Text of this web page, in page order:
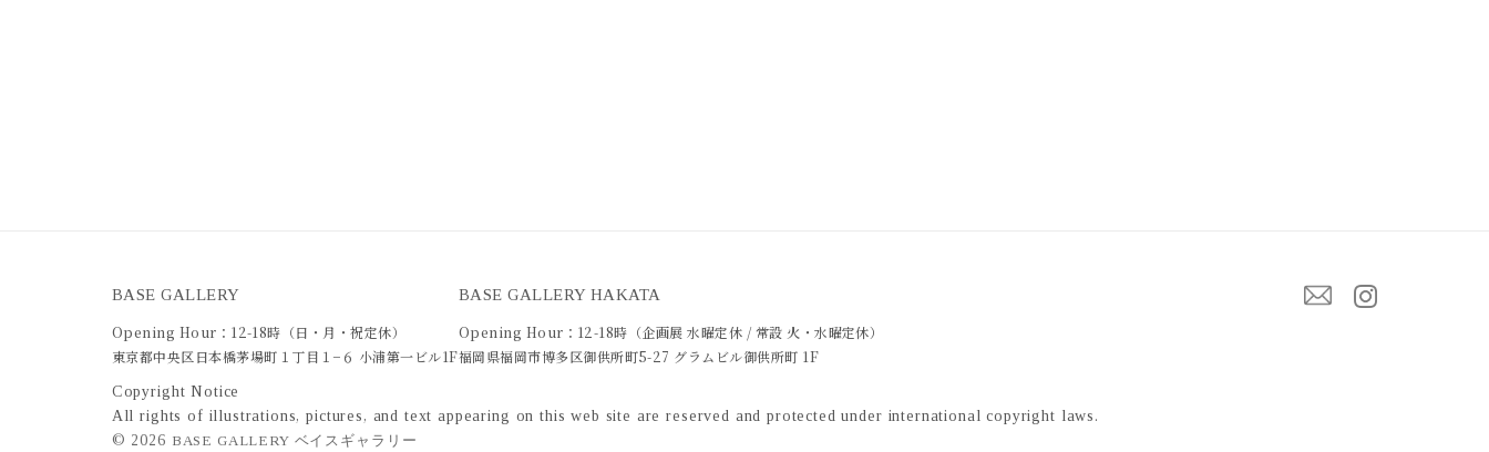
BASE GALLERY
Opening Hour：12-18時（日・月・祝定休）
東京都中央区日本橋茅場町１丁目１−６ 小浦第一ビル1F
BASE GALLERY HAKATA
Opening Hour： 12-18時（企画展 水曜定休 / 常設 火・水曜定休）
福岡県福岡市博多区御供所町5-27 グラムビル御供所町 1F
Copyright Notice
All rights of illustrations, pictures, and text appearing on this web site are reserved and protected under international copyright laws.
© 2026 BASE GALLERY ベイスギャラリー